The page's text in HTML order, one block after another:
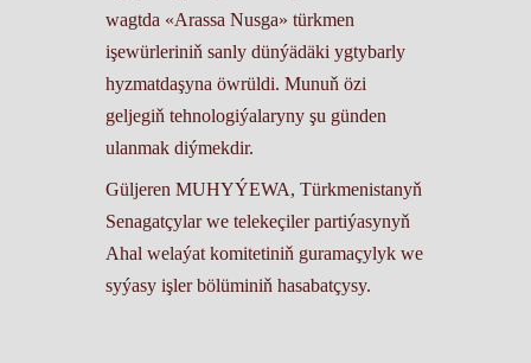
wagtda «Arassa Nusga» türkmen
işewürleriniň sanly dünýädäki ygtybarly
hyzmatdaşyna öwrüldi. Munuň özi
geljegiň tehnologiýalaryny şu günden
ulanmak diýmekdir.
Güljeren MUHYÝEWA, Türkmenistanyň
Senagatçylar we telekeçiler partiýasynyň
Ahal welaýat komitetiniň guramaçylyk we
syýasy işler bölüminiň hasabatçysy.